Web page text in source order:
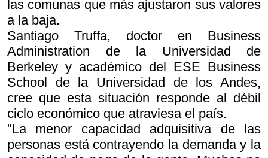
las comunas que más ajustaron sus valores
a la baja.
Santiago Truffa, doctor en Business
Administration de la Universidad de
Berkeley y académico del ESE Business
School de la Universidad de los Andes,
cree que esta situación responde al débil
ciclo económico que atraviesa el país.
"La menor capacidad adquisitiva de las
personas está contrayendo la demanda y la